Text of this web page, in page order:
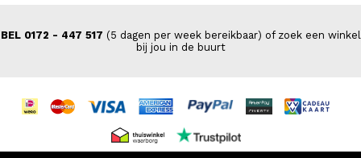
BEL 0172 - 447 517 (5 dagen per week bereikbaar) of zoek een winkel
bij jou in de buurt